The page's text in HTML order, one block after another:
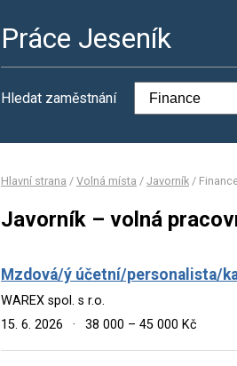
Práce Jeseník
Hledat zaměstnání
Hlavní strana / Volná místa / Javorník /
Javorník – volná
Mzdová/ý účetní/personalista/
WAREX spol. s r.o.
15. 6. 2026
· 38 000 – 45 000 Kč